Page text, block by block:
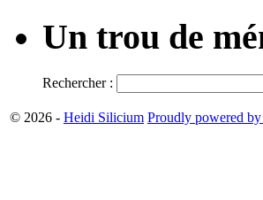
Un trou de
Rechercher :
© 2026 - Heidi Silicium Proudly powered by